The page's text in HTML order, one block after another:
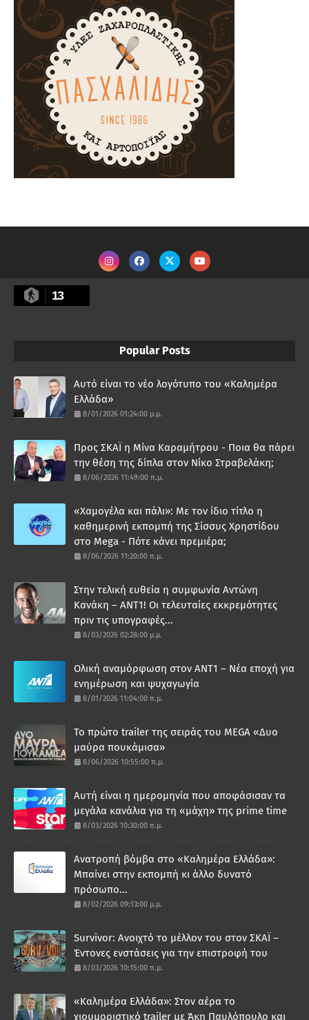
13
Popular Posts
Αυτό είναι το νέο λογότυπο του «Καλημέρα
Ελλάδα»
8/01/2026 01:24:00 μ.μ.
Προς ΣΚΑΪ η Μίνα Καραμήτρου - Ποια θα πάρει
την θέση της δίπλα στον Νίκο Στραβελάκη;
8/06/2026 11:49:00 π.μ.
«Χαμογέλα και πάλι»: Με τον ίδιο τίτλο η
καθημερινή εκπομπή της Σίσσυς Χρηστίδου
στο Mega - Πότε κάνει πρεμιέρα;
8/06/2026 11:20:00 π.μ.
Στην τελική ευθεία η συμφωνία Αντώνη
Κανάκη – ΑΝΤ1! Οι τελευταίες εκκρεμότητες
πριν τις υπογραφές...
8/03/2026 02:28:00 μ.μ.
Ολική αναμόρφωση στον ΑΝΤ1 – Νέα εποχή για
ενημέρωση και ψυχαγωγία
8/01/2026 11:04:00 π.μ.
Το πρώτο trailer της σειράς του MEGA «Δυο
μαύρα πουκάμισα»
8/06/2026 10:55:00 π.μ.
Αυτή είναι η ημερομηνία που αποφάσισαν τα
μεγάλα κανάλια για τη «μάχη» της prime time
8/03/2026 10:30:00 π.μ.
Ανατροπή βόμβα στο «Καλημέρα Ελλάδα»:
Μπαίνει στην εκπομπή κι άλλο δυνατό
πρόσωπο...
8/02/2026 09:13:00 μ.μ.
Survivor: Ανοιχτό το μέλλον του στον ΣΚΑΪ –
Έντονες ενστάσεις για την επιστροφή του
8/03/2026 10:15:00 π.μ.
«Καλημέρα Ελλάδα»: Στον αέρα το
χιουμοριστικό trailer με Άκη Παυλόπουλο και